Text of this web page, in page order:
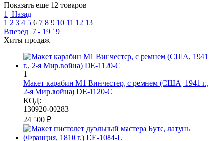
Показать еще 12 товаров
1
Назад
1 2 3 4 5 6 7 8 9 10 11 12 13
Вперед 7 - 19 19
Хиты продаж
1
Макет карабин М1 Винчестер, с ремнем (США, 1941 г.,
2-я Мир.война) DE-1120-C
КОД:
130920-00283
24 500 ₽